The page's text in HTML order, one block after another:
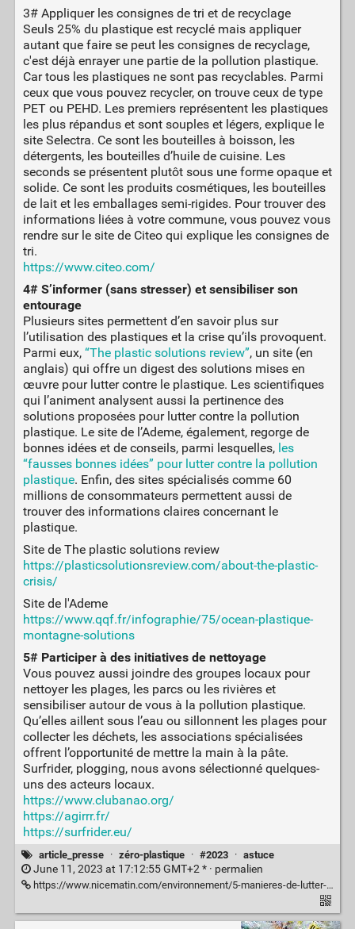
3# Appliquer les consignes de tri et de recyclage
Seuls 25% du plastique est recyclé mais appliquer
autant que faire se peut les consignes de recyclage,
c'est déjà enrayer une partie de la pollution plastique.
Car tous les plastiques ne sont pas recyclables. Parmi
ceux que vous pouvez recycler, on trouve ceux de type
PET ou PEHD. Les premiers représentent les plastiques
les plus répandus et sont souples et légers, explique le
site Selectra. Ce sont les bouteilles à boisson, les
détergents, les bouteilles d’huile de cuisine. Les
seconds se présentent plutôt sous une forme opaque et
solide. Ce sont les produits cosmétiques, les bouteilles
de lait et les emballages semi-rigides. Pour trouver des
informations liées à votre commune, vous pouvez vous
rendre sur le site de Citeo qui explique les consignes de
tri.
https://www.citeo.com/
4# S’informer (sans stresser) et sensibiliser son
entourage
Plusieurs sites permettent d’en savoir plus sur
l’utilisation des plastiques et la crise qu’ils provoquent.
Parmi eux, “The plastic solutions review”, un site (en
anglais) qui offre un digest des solutions mises en
œuvre pour lutter contre le plastique. Les scientifiques
qui l’animent analysent aussi la pertinence des
solutions proposées pour lutter contre la pollution
plastique. Le site de l’Ademe, également, regorge de
bonnes idées et de conseils, parmi lesquelles, les
“fausses bonnes idées” pour lutter contre la pollution
plastique. Enfin, des sites spécialisés comme 60
millions de consommateurs permettent aussi de
trouver des informations claires concernant le
plastique.
Site de The plastic solutions review
https://plasticsolutionsreview.com/about-the-plastic-
crisis/
Site de l'Ademe
https://www.qqf.fr/infographie/75/ocean-plastique-
montagne-solutions
5# Participer à des initiatives de nettoyage
Vous pouvez aussi joindre des groupes locaux pour
nettoyer les plages, les parcs ou les rivières et
sensibiliser autour de vous à la pollution plastique.
Qu’elles aillent sous l’eau ou sillonnent les plages pour
collecter les déchets, les associations spécialisées
offrent l’opportunité de mettre la main à la pâte.
Surfrider, plogging, nous avons sélectionné quelques-
uns des acteurs locaux.
https://www.clubanao.org/
https://agirrr.fr/
https://surfrider.eu/
article_presse · zéro-plastique · #2023 · astuce
June 11, 2023 at 17:12:55 GMT+2 * · permalien
https://www.nicematin.com/environnement/5-manieres-de-lutter-contre-la-pollution-plastique-851061